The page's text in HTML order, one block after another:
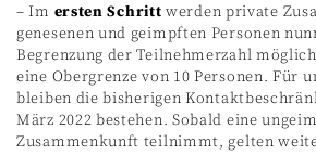
– Im ersten Schritt werden private
genesenen und geimpften Personen
Begrenzung der Teilnehmerzahl
eine Obergrenze von 10 Personen. Für
bleiben die bisherigen
März 2022 bestehen. Sobald eine
Zusammenkunft teilnimmt, gelten